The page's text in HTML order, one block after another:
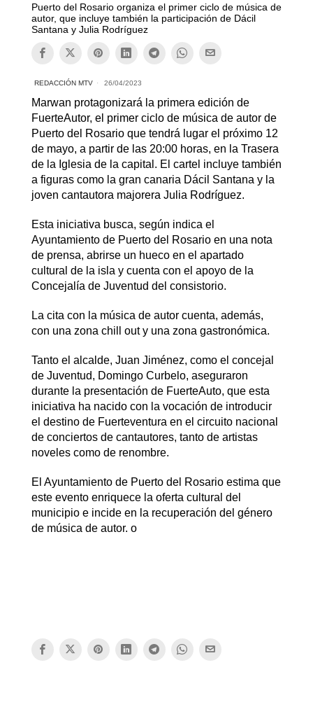
Puerto del Rosario organiza el primer ciclo de música de
autor, que incluye también la participación de Dácil
Santana y Julia Rodríguez
REDACCIÓN MTV 26/04/2023
Marwan protagonizará la primera edición de
FuerteAutor, el primer ciclo de música de autor de
Puerto del Rosario que tendrá lugar el próximo 12
de mayo, a partir de las 20:00 horas, en la Trasera
de la Iglesia de la capital. El cartel incluye también
a figuras como la gran canaria Dácil Santana y la
joven cantautora majorera Julia Rodríguez.
Esta iniciativa busca, según indica el
Ayuntamiento de Puerto del Rosario en una nota
de prensa, abrirse un hueco en el apartado
cultural de la isla y cuenta con el apoyo de la
Concejalía de Juventud del consistorio.
La cita con la música de autor cuenta, además,
con una zona chill out y una zona gastronómica.
Tanto el alcalde, Juan Jiménez, como el concejal
de Juventud, Domingo Curbelo, aseguraron
durante la presentación de FuerteAuto, que esta
iniciativa ha nacido con la vocación de introducir
el destino de Fuerteventura en el circuito nacional
de conciertos de cantautores, tanto de artistas
noveles como de renombre.
El Ayuntamiento de Puerto del Rosario estima que
este evento enriquece la oferta cultural del
municipio e incide en la recuperación del género
de música de autor. o